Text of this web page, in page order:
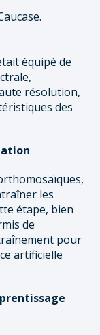
équipé de
résolution,
des
les
étape, bien
de
pour
artificielle